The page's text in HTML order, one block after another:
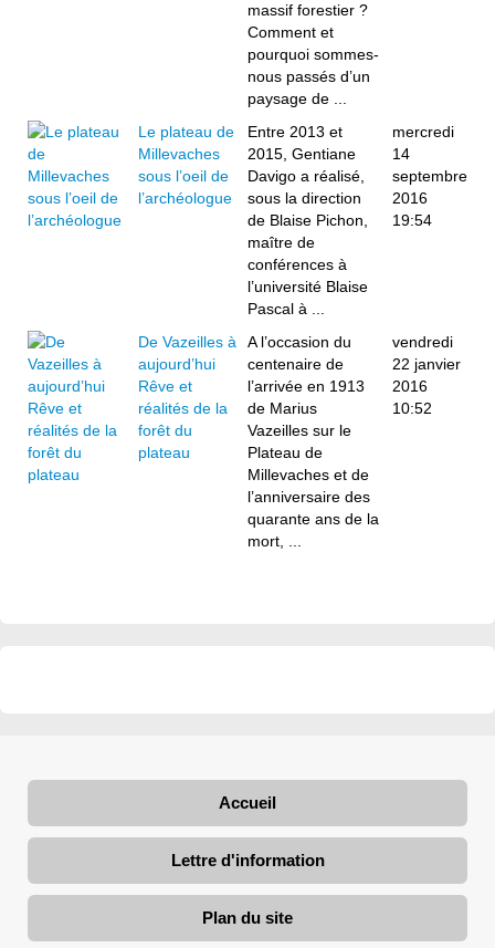
massif forestier ?
Comment et
pourquoi sommes-
nous passés d’un
paysage de ...
Le plateau de
Millevaches
sous l’oeil de
l’archéologue
Entre 2013 et
2015, Gentiane
Davigo a réalisé,
sous la direction
de Blaise Pichon,
maître de
conférences à
l’université Blaise
Pascal à ...
mercredi
14
septembre
2016
19:54
De Vazeilles à
aujourd’hui
Rêve et
réalités de la
forêt du
plateau
A l’occasion du
centenaire de
l’arrivée en 1913
de Marius
Vazeilles sur le
Plateau de
Millevaches et de
l’anniversaire des
quarante ans de la
mort, ...
vendredi
22 janvier
2016
10:52
Accueil
Lettre d'information
Plan du site